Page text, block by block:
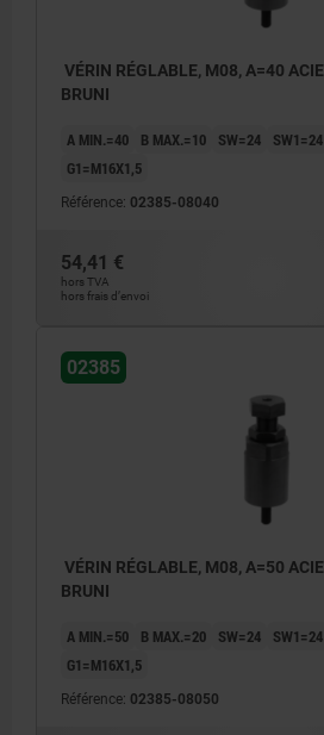
VÉRIN RÉGLABLE, M08, A=40
BRUNI
A MIN.=40 B MAX.=10 SW=24 SW1=24
G1=M16X1,5
Référence: 02385-08040
54,41 €
hors TVA
hors frais d’envoi
02385
VÉRIN RÉGLABLE, M08, A=50
BRUNI
A MIN.=50 B MAX.=20 SW=24 SW1=24
G1=M16X1,5
Référence: 02385-08050